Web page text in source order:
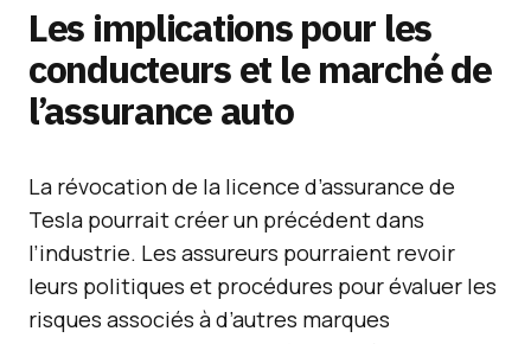
Les implications pour les
conducteurs et le marché de
l’assurance auto
La révocation de la licence d’assurance de
Tesla pourrait créer un précédent dans
l’industrie. Les assureurs pourraient revoir
leurs politiques et procédures pour évaluer les
risques associés à d’autres marques